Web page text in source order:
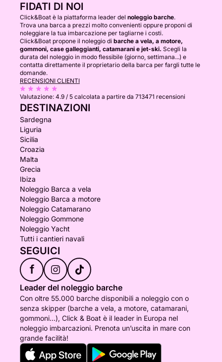
FIDATI DI NOI
Click&Boat è la piattaforma leader del noleggio barche.
Trova una barca a prezzi molto convenienti oppure proponi di
noleggiare la tua imbarcazione per tagliarne i costi.
Click&Boat propone il noleggio di barche a vela, a motore,
gommoni, case galleggianti, catamarani e jet-ski. Scegli la
durata del noleggio in modo flessibile (giorno, settimana...) e
contatta direttamente il proprietario della barca per fargli tutte le
domande.
RECENSIONI CLIENTI
Valutazione: 4.9 / 5 calcolata a partire da 713471 recensioni
DESTINAZIONI
Sardegna
Liguria
Sicilia
Croazia
Malta
Grecia
Ibiza
Noleggio Barca a vela
Noleggio Barca a motore
Noleggio Catamarano
Noleggio Gommone
Noleggio Yacht
Tutti i cantieri navali
SEGUICI
f
Leader del noleggio barche
Con oltre 55.000 barche disponibili a noleggio con o
senza skipper (barche a vela, a motore, catamarani,
gommoni...), Click & Boat è il leader in Europa nel
noleggio imbarcazioni. Prenota un’uscita in mare con
grande facilità!